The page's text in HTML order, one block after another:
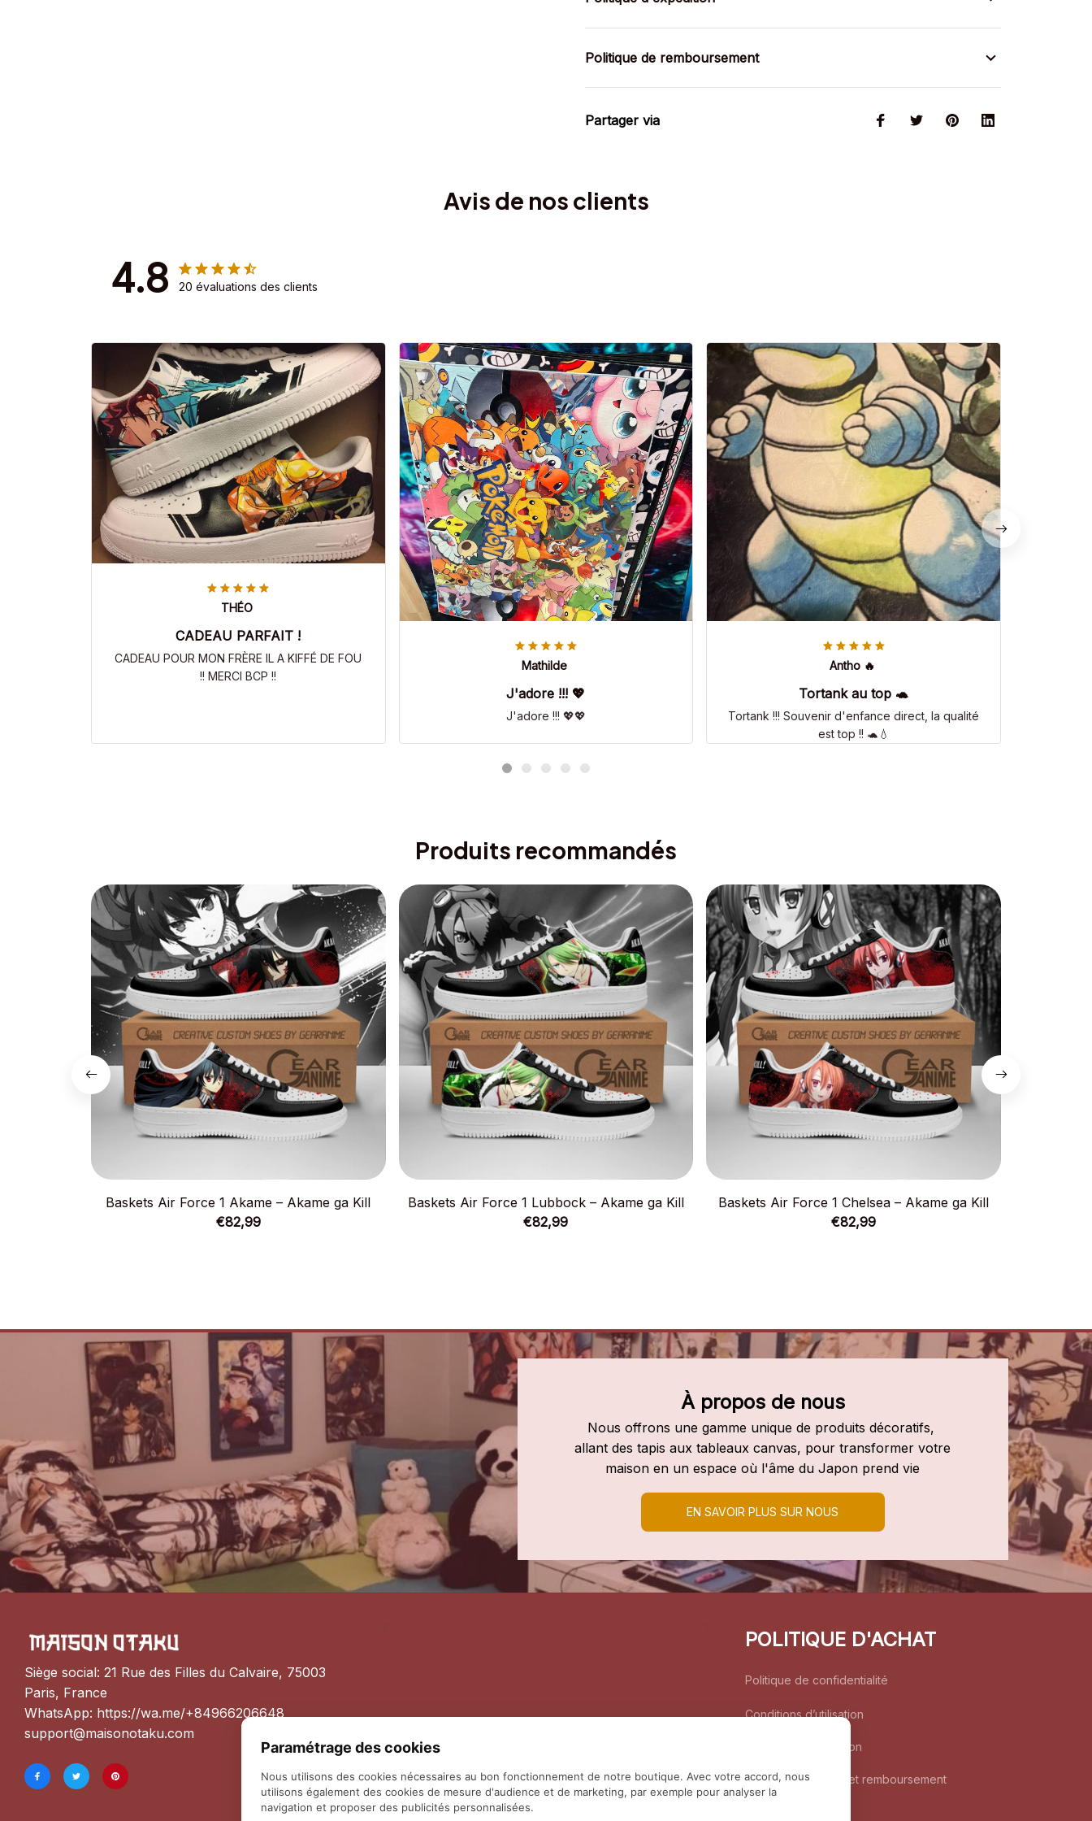
Politique de remboursement
Partager via
Avis de nos clients
4.8 20 évaluations des clients
THÉO
CADEAU PARFAIT !
CADEAU POUR MON FRÈRE IL A KIFFÉ DE FOU
!! MERCI BCP !!
Mathilde
J'adore !!! 💖
J'adore !!! 💖💖
Antho 🔥
Tortank au top 🐢
Tortank !!! Souvenir d'enfance direct, la qualité
est top !! 🐢💧
Produits recommandés
Baskets Air Force 1 Akame – Akame ga Kill
€82,99
Baskets Air Force 1 Lubbock – Akame ga Kill
€82,99
Baskets Air Force 1 Chelsea – Akame ga Kill
€82,99
À propos de nous
Nous offrons une gamme unique de produits décoratifs,
allant des tapis aux tableaux canvas, pour transformer votre
maison en un espace où l'âme du Japon prend vie
EN SAVOIR PLUS SUR NOUS
Siège social: 21 Rue des Filles du Calvaire, 75003
Paris, France
WhatsApp: https://wa.me/+84966206648
support@maisonotaku.com
POLITIQUE D'ACHAT
Politique de confidentialité
Conditions d’utilisation
Politique d’expédition
Politique de retour et remboursement
Paramétrage des cookies
Nous utilisons des cookies nécessaires au bon fonctionnement de notre boutique. Avec votre accord, nous
utilisons également des cookies de mesure d'audience et de marketing, par exemple pour analyser la
navigation et proposer des publicités personnalisées.